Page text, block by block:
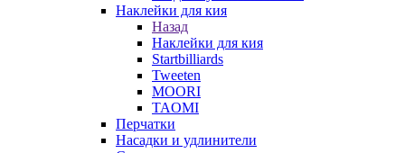
Наклейки для кия
Назад
Наклейки для кия
Startbilliards
Tweeten
MOORI
TAOMI
Перчатки
Насадки и удлинители